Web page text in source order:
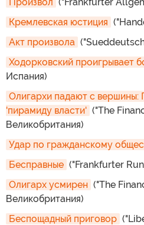
Кремлевская юстиция
Акт произвола
Ходорковский проигрывает
Испания)
Олигархи падают с вершины:
'пирамиду власти' ("The
Великобритания)
Удар по гражданскому
Бесправные ("Frankfurter
Олигарх усмирен ("The
Великобритания)
Беспощадный приговор